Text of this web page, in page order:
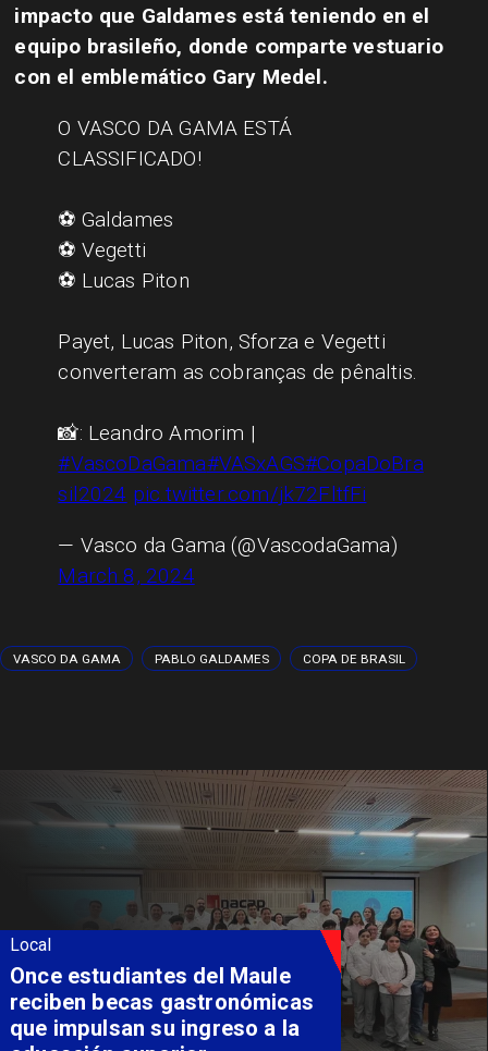
impacto que Galdames está teniendo en el
equipo brasileño, donde comparte vestuario
con el emblemático Gary Medel.
O VASCO DA GAMA ESTÁ
CLASSIFICADO!
⚽ Galdames
⚽ Vegetti
⚽ Lucas Piton
Payet, Lucas Piton, Sforza e Vegetti
converteram as cobranças de pênaltis.
📸: Leandro Amorim |
#VascoDaGama#VASxAGS#CopaDoBra
sil2024 pic.twitter.com/jk72FltfFi
— Vasco da Gama (@VascodaGama)
March 8, 2024
VASCO DA GAMA PABLO GALDAMES COPA DE BRASIL
Local
Álvarez-Salamanca lidera la
apuesta regional para
consolidar el Paso Pehuenche
como alternativa a Los